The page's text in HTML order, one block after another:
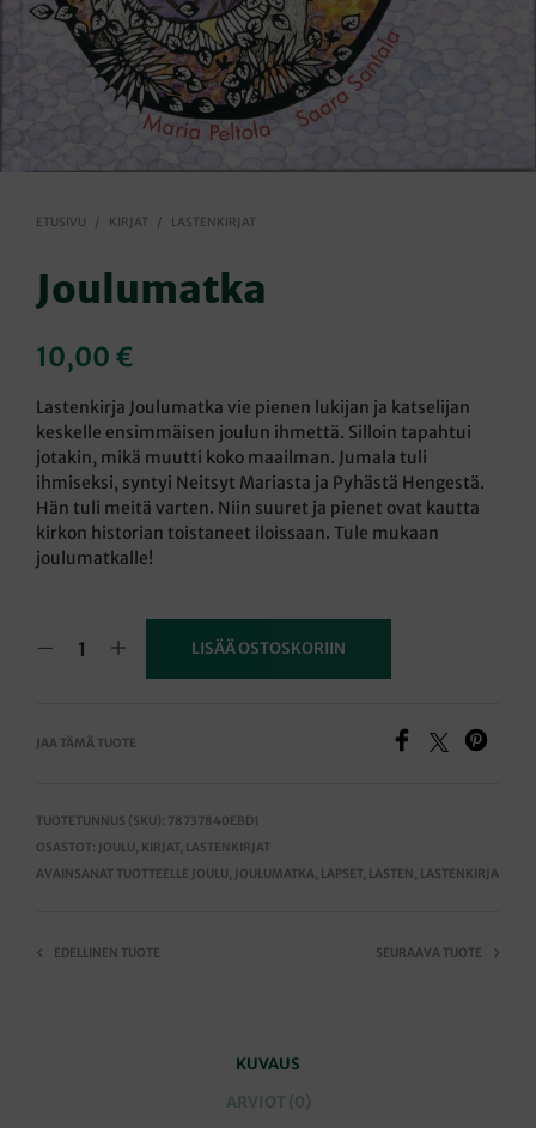
ETUSIVU / KIRJAT / LASTENKIRJAT
Joulumatka
10,00 €
Lastenkirja Joulumatka vie pienen lukijan ja katselijan
keskelle ensimmäisen joulun ihmettä. Silloin tapahtui
jotakin, mikä muutti koko maailman. Jumala tuli
ihmiseksi, syntyi Neitsyt Mariasta ja Pyhästä Hengestä.
Hän tuli meitä varten. Niin suuret ja pienet ovat kautta
kirkon historian toistaneet iloissaan. Tule mukaan
joulumatkalle!
LISÄÄ OSTOSKORIIN
JAA TÄMÄ TUOTE
TUOTETUNNUS (SKU): 78737840EBD1
OSASTOT:
JOULU , KIRJAT , LASTENKIRJAT
AVAINSANAT TUOTTEELLE
JOULU , JOULUMATKA, LAPSET , LASTEN , LASTENKIRJA
EDELLINEN TUOTE SEURAAVA TUOTE
KUVAUS
ARVIOT (0)